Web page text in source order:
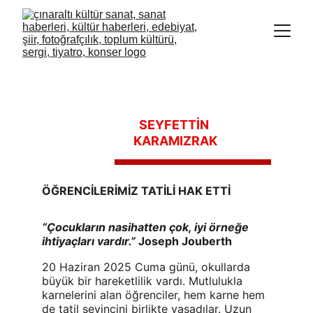
ÖĞRENCİLERİMİZ TATİLİ HAK ETTİ
“Çocukların nasihatten çok, iyi örneğe
ihtiyaçları vardır.” Joseph Jouberth
20 Haziran 2025 Cuma günü, okullarda
büyük bir hareketlilik vardı. Mutlulukla
karnelerini alan öğrenciler, hem karne hem
de tatil sevincini birlikte yaşadılar. Uzun
SEYFETTİN
KARAMIZRAK